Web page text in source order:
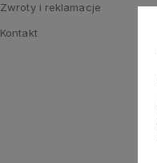
Zwroty i reklamacje
Kontakt